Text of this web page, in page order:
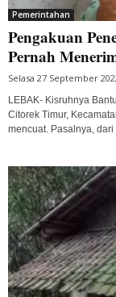
Pemerintahan
Pengakuan
Pernah
Selasa 27 September
LEBAK- Kisruhnya
Citorek Timur,
mencuat. Pasalnya,